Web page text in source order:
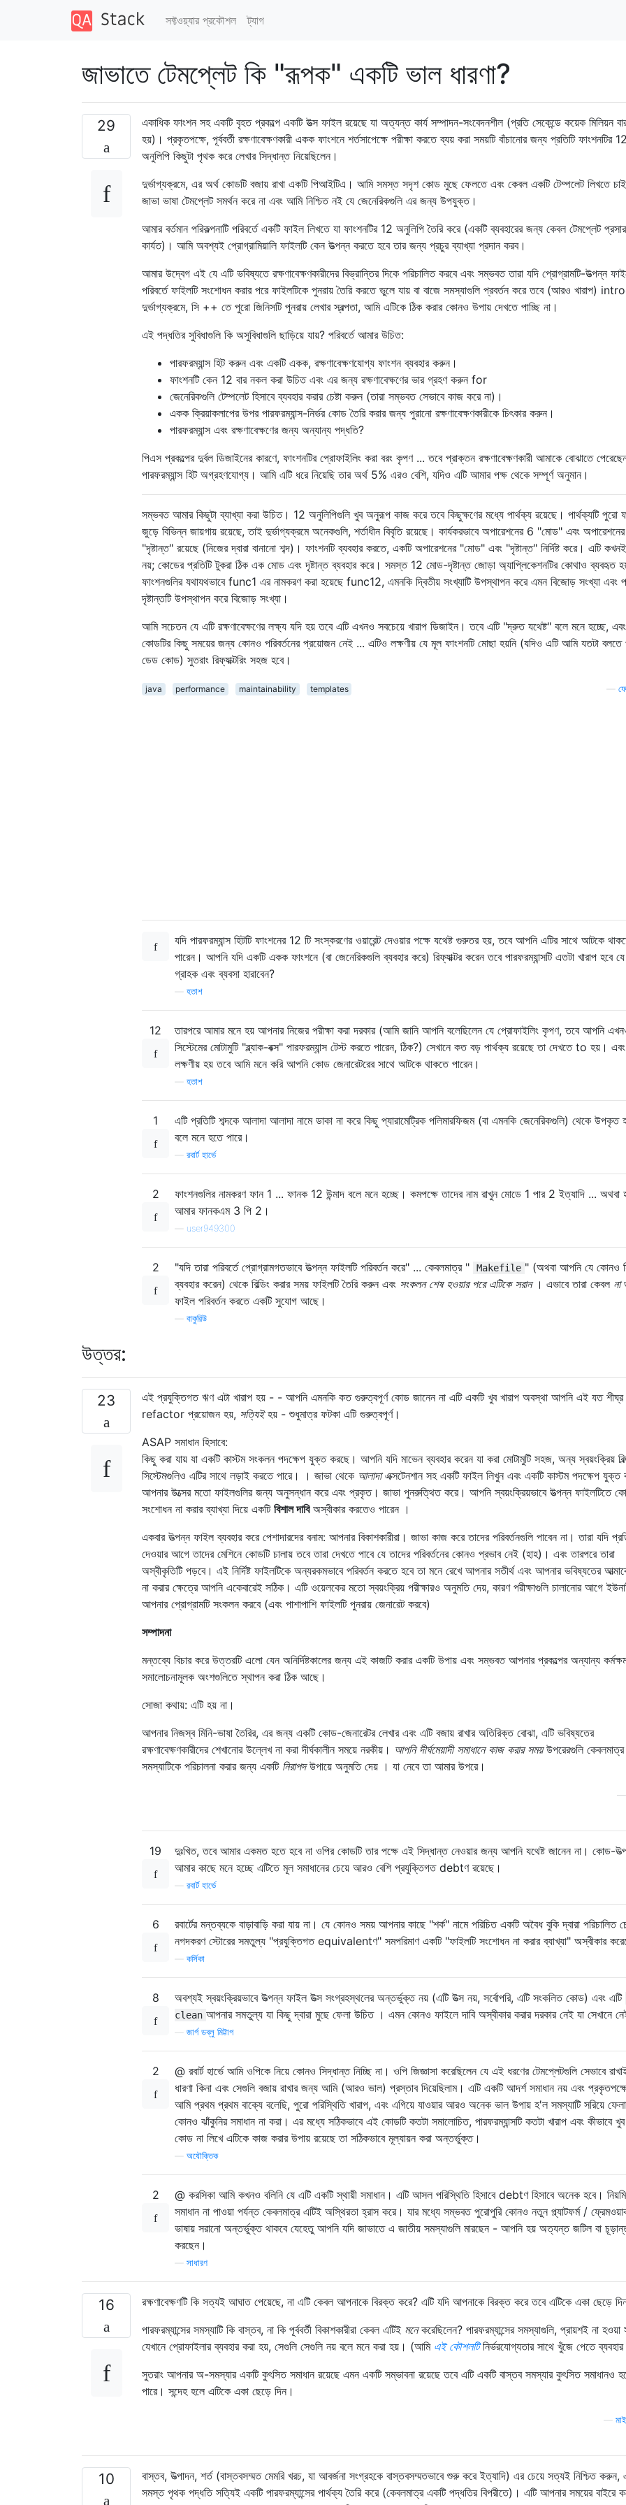
সফ্টওয়্যার প্রকৌশল ট্যাগ
জাভাতে টেমপ্লেট কি "রূপক" একটি ভাল ধারণা?
29
একাধিক ফাংশন সহ একটি বৃহত প্রকল্পে একটি উত্স ফাইল রয়েছে যা অত্যন্ত কার্য সম্পাদন-সংবেদনশীল (প্রতি সেকেন্ডে কয়েক মিলিয়ন
হয়)। প্রকৃতপক্ষে, পূর্ববর্তী রক্ষণাবেক্ষণকারী একক ফাংশনে শর্তসাপেক্ষে পরীক্ষা করতে ব্যয় করা সময়টি বাঁচানোর জন্য প্রতিটি ফাংশনটির
অনুলিপি কিছুটা পৃথক করে লেখার সিদ্ধান্ত নিয়েছিলেন।
দুর্ভাগ্যক্রমে, এর অর্থ কোডটি বজায় রাখা একটি পিআইটিএ। আমি সমস্ত সদৃশ কোড মুছে ফেলতে এবং কেবল একটি টেম্পলেট লিখতে
জাভা ভাষা টেমপ্লেট সমর্থন করে না এবং আমি নিশ্চিত নই যে জেনেরিকগুলি এর জন্য উপযুক্ত।
আমার বর্তমান পরিকল্পনাটি পরিবর্তে একটি ফাইল লিখতে যা ফাংশনটির 12 অনুলিপি তৈরি করে (একটি ব্যবহারের জন্য কেবল টেমপ্লেট
কার্যত)। আমি অবশ্যই প্রোগ্রামিয়ালি ফাইলটি কেন উত্পন্ন করতে হবে তার জন্য প্রচুর ব্যাখ্যা প্রদান করব।
আমার উদ্বেগ এই যে এটি ভবিষ্যতে রক্ষণাবেক্ষণকারীদের বিভ্রান্তির দিকে পরিচালিত করবে এবং সম্ভবত তারা যদি প্রোগ্রামটি-উত্পন্ন
পরিবর্তে ফাইলটি সংশোধন করার পরে ফাইলটিকে পুনরায় তৈরি করতে ভুলে যায় বা বাজে সমস্যাগুলি প্রবর্তন করে তবে (আরও খারাপ)
দুর্ভাগ্যক্রমে, সি ++ তে পুরো জিনিসটি পুনরায় লেখার স্বল্পতা, আমি এটিকে ঠিক করার কোনও উপায় দেখতে পাচ্ছি না।
এই পদ্ধতির সুবিধাগুলি কি অসুবিধাগুলি ছাড়িয়ে যায়? পরিবর্তে আমার উচিত:
পারফরম্যান্স হিট করুন এবং একটি একক, রক্ষণাবেক্ষণযোগ্য ফাংশন ব্যবহার করুন।
ফাংশনটি কেন 12 বার নকল করা উচিত এবং এর জন্য রক্ষণাবেক্ষণের ভার গ্রহণ করুন for
জেনেরিকগুলি টেম্পলেট হিসাবে ব্যবহার করার চেষ্টা করুন (তারা সম্ভবত সেভাবে কাজ করে না)।
একক ক্রিয়াকলাপের উপর পারফরম্যান্স-নির্ভর কোড তৈরি করার জন্য পুরানো রক্ষণাবেক্ষণকারীকে চিৎকার করুন।
পারফরম্যান্স এবং রক্ষণাবেক্ষণের জন্য অন্যান্য পদ্ধতি?
পিএস প্রকল্পের দুর্বল ডিজাইনের কারণে, ফাংশনটির প্রোফাইলিং করা বরং কৃপণ ... তবে প্রাক্তন রক্ষণাবেক্ষণকারী আমাকে বোঝাতে
পারফরম্যান্স হিট অগ্রহণযোগ্য। আমি এটি ধরে নিয়েছি তার অর্থ 5% এরও বেশি, যদিও এটি আমার পক্ষ থেকে সম্পূর্ণ অনুমান।
সম্ভবত আমার কিছুটা ব্যাখ্যা করা উচিত। 12 অনুলিপিগুলি খুব অনুরূপ কাজ করে তবে কিছুক্ষণের মধ্যে পার্থক্য রয়েছে। পার্থক্যটি পুরো
জুড়ে বিভিন্ন জায়গায় রয়েছে, তাই দুর্ভাগ্যক্রমে অনেকগুলি, শর্তাধীন বিবৃতি রয়েছে। কার্যকরভাবে অপারেশনের 6 "মোড" এবং
"দৃষ্টান্ত" রয়েছে (নিজের দ্বারা বানানো শব্দ)। ফাংশনটি ব্যবহার করতে, একটি অপারেশনের "মোড" এবং "দৃষ্টান্ত" নির্দিষ্ট করে। এটি
নয়; কোডের প্রতিটি টুকরা ঠিক এক মোড এবং দৃষ্টান্ত ব্যবহার করে। সমস্ত 12 মোড-দৃষ্টান্ত জোড়া অ্যাপ্লিকেশনটির কোথাও ব্যবহৃত
ফাংশনগুলির যথাযথভাবে func1 এর নামকরণ করা হয়েছে func12, এমনকি দ্বিতীয় সংখ্যাটি উপস্থাপন করে এমন বিজোড় সংখ্যা এবং
দৃষ্টান্তটি উপস্থাপন করে বিজোড় সংখ্যা।
আমি সচেতন যে এটি রক্ষণাবেক্ষণের লক্ষ্য যদি হয় তবে এটি এখনও সবচেয়ে খারাপ ডিজাইন। তবে এটি "দ্রুত যথেষ্ট" বলে মনে হচ্ছে,
কোডটির কিছু সময়ের জন্য কোনও পরিবর্তনের প্রয়োজন নেই ... এটিও লক্ষণীয় যে মূল ফাংশনটি মোছা হয়নি (যদিও এটি আমি যতটা বলতে
ডেড কোড) সুতরাং রিফ্যাক্টরিং সহজ হবে।
java performance maintainability templates
যদি পারফরম্যান্স হিটটি ফাংশনের 12 টি সংস্করণের ওয়ারেন্ট দেওয়ার পক্ষে যথেষ্ট গুরুতর হয়, তবে আপনি এটির সাথে আটকে
পারেন। আপনি যদি একটি একক ফাংশনে (বা জেনেরিকগুলি ব্যবহার করে) রিফ্যাক্টর করেন তবে পারফরম্যান্সটি এতটা খারাপ হবে
গ্রাহক এবং ব্যবসা হারাবেন?
হতাশ
12
তারপরে আমার মনে হয় আপনার নিজের পরীক্ষা করা দরকার (আমি জানি আপনি বলেছিলেন যে প্রোফাইলিং কৃপণ, তবে আপনি
সিস্টেমের মোটামুটি "ব্ল্যাক-বক্স" পারফরম্যান্স টেস্ট করতে পারেন, ঠিক?) সেখানে কত বড় পার্থক্য রয়েছে তা দেখতে to হয়।
লক্ষণীয় হয় তবে আমি মনে করি আপনি কোড জেনারেটরের সাথে আটকে থাকতে পারেন।
হতাশ
1
এটি প্রতিটি শব্দকে আলাদা আলাদা নামে ডাকা না করে কিছু প্যারামেট্রিক পলিমারফিজম (বা এমনকি জেনেরিকগুলি) থেকে উপকৃত
বলে মনে হতে পারে।
রবার্ট হার্ভে
2
ফাংশনগুলির নামকরণ ফান 1 ... ফানক 12 উন্মাদ বলে মনে হচ্ছে। কমপক্ষে তাদের নাম রাখুন মোডে 1 পার 2 ইত্যাদি ... অথবা
আমার ফানকএম 3 পি 2।
user949300
2 "যদি তারা পরিবর্তে প্রোগ্রামগতভাবে উত্পন্ন ফাইলটি পরিবর্তন করে" ... কেবলমাত্র " Makefile " (অথবা আপনি যে কোনও
ব্যবহার করেন) থেকে বিল্ডিং করার সময় ফাইলটি তৈরি করুন এবং সংকলন শেষ হওয়ার পরে এটিকে সরান। এভাবে তারা কেবল না
ফাইল পরিবর্তন করতে একটি সুযোগ আছে।
বাকুরিউ
উত্তর:
23
এই প্রযুক্তিগত ঋণ এটা খারাপ হয় - - আপনি এমনকি কত গুরুত্বপূর্ণ কোড জানেন না এটি একটি খুব খারাপ অবস্থা আপনি এই যত
refactor প্রয়োজন হয়, সত্যিইহয় - শুধুমাত্র ফটকা এটি গুরুত্বপূর্ণ।
ASAP সমাধান হিসাবে:
কিছু করা যায় যা একটি কাস্টম সংকলন পদক্ষেপ যুক্ত করছে। আপনি যদি মাভেন ব্যবহার করেন যা করা মোটামুটি সহজ, অন্য স্বয়ংক্রিয়
সিস্টেমগুলিও এটির সাথে লড়াই করতে পারে। । জাভা থেকে আলাদাএক্সটেনশান সহ একটি ফাইল লিখুন এবং একটি কাস্টম পদক্ষেপ যুক্ত
আপনার উত্সের মতো ফাইলগুলির জন্য অনুসন্ধান করে এবং প্রকৃত। জাভা পুনরুত্থিত করে। আপনি স্বয়ংক্রিয়ভাবে উত্পন্ন ফাইলটিতে
সংশোধন না করার ব্যাখ্যা দিয়ে একটি বিশাল দাবিঅস্বীকার করতেও পারেন ।
একবার উত্পন্ন ফাইল ব্যবহার করে পেশাদারদের বনাম: আপনার বিকাশকারীরা। জাভা কাজ করে তাদের পরিবর্তনগুলি পাবেন না। তারা যদি
দেওয়ার আগে তাদের মেশিনে কোডটি চালায় তবে তারা দেখতে পাবে যে তাদের পরিবর্তনের কোনও প্রভাব নেই (হাহ)। এবং তারপরে তারা
অস্বীকৃতিটি পড়বে। এই নির্দিষ্ট ফাইলটিকে অন্যরকমভাবে পরিবর্তন করতে হবে তা মনে রেখে আপনার সতীর্থ এবং আপনার ভবিষ্যতের
না করার ক্ষেত্রে আপনি একেবারেই সঠিক। এটি ওয়েলকের মতো স্বয়ংক্রিয় পরীক্ষারও অনুমতি দেয়, কারণ পরীক্ষাগুলি চালানোর আগে
আপনার প্রোগ্রামটি সংকলন করবে (এবং পাশাপাশি ফাইলটি পুনরায় জেনারেট করবে)
সম্পাদনা
মন্তব্যে বিচার করে উত্তরটি এলো যেন অনির্দিষ্টকালের জন্য এই কাজটি করার একটি উপায় এবং সম্ভবত আপনার প্রকল্পের অন্যান্য
সমালোচনামূলক অংশগুলিতে স্থাপন করা ঠিক আছে।
সোজা কথায়: এটি হয় না।
আপনার নিজস্ব মিনি-ভাষা তৈরির, এর জন্য একটি কোড-জেনারেটর লেখার এবং এটি বজায় রাখার অতিরিক্ত বোঝা, এটি ভবিষ্যতের
রক্ষণাবেক্ষণকারীদের শেখানোর উল্লেখ না করা দীর্ঘকালীন সময়ে নরকীয়। আপনি দীর্ঘমেয়াদী সমাধানে কাজ করার সময়উপরেরগুলি কেবলমাত্র
সমস্যাটিকে পরিচালনা করার জন্য একটি নিরাপদউপায়ে অনুমতি দেয় । যা নেবে তা আমার উপরে।
—
19
দুঃখিত, তবে আমার একমত হতে হবে না ওপির কোডটি তার পক্ষে এই সিদ্ধান্ত নেওয়ার জন্য আপনি যথেষ্ট জানেন না। কোড-
আমার কাছে মনে হচ্ছে এটিতে মূল সমাধানের চেয়ে আরও বেশি প্রযুক্তিগত debtণ রয়েছে।
রবার্ট হার্ভে
6
রবার্টের মন্তব্যকে বাড়াবাড়ি করা যায় না। যে কোনও সময় আপনার কাছে "শর্ক" নামে পরিচিত একটি অবৈধ বুকি দ্বারা পরিচালিত
নগদকরণ স্টোরের সমতুল্য "প্রযুক্তিগত equivalentণ" সমপরিমাণ একটি "ফাইলটি সংশোধন না করার ব্যাখ্যা" অস্বীকার
কর্সিকা
8 অবশ্যই স্বয়ংক্রিয়ভাবে উত্পন্ন ফাইল উত্স সংগ্রহস্থলের অন্তর্ভুক্ত নয় (এটি উত্স নয়, সর্বোপরি, এটি সংকলিত কোড) এবং এটি
clean আপনার সমতুল্য যা কিছু দ্বারা মুছে ফেলা উচিত । এমন কোনও ফাইলে দাবি অস্বীকার করার দরকার নেই যা সেখানে
জার্গ ডব্লু মিট্টাগ
2
@ রবার্ট হার্ভে আমি ওপিকে নিয়ে কোনও সিদ্ধান্ত নিচ্ছি না। ওপি জিজ্ঞাসা করেছিলেন যে এই ধরণের টেমপ্লেটগুলি সেভাবে
ধারণা কিনা এবং সেগুলি বজায় রাখার জন্য আমি (আরও ভাল) প্রস্তাব দিয়েছিলাম। এটি একটি আদর্শ সমাধান নয় এবং
আমি প্রথম প্রথম বাক্যে বলেছি, পুরো পরিস্থিতি খারাপ, এবং এগিয়ে যাওয়ার আরও অনেক ভাল উপায় হ'ল সমস্যাটি সরিয়ে
কোনও ঝাঁকুনির সমাধান না করা। এর মধ্যে সঠিকভাবে এই কোডটি কতটা সমালোচিত, পারফরম্যান্সটি কতটা খারাপ এবং কীভাবে খুব
কোড না লিখে এটিকে কাজ করার উপায় রয়েছে তা সঠিকভাবে মূল্যায়ন করা অন্তর্ভুক্ত।
অযৌক্তিক
2
@ করসিকা আমি কখনও বলিনি যে এটি একটি স্থায়ী সমাধান। এটি আসল পরিস্থিতি হিসাবে debtণ হিসাবে অনেক হবে।
সমাধান না পাওয়া পর্যন্ত কেবলমাত্র এটিই অস্থিরতা হ্রাস করে। যার মধ্যে সম্ভবত পুরোপুরি কোনও নতুন প্ল্যাটফর্ম /
ভাষায় সরানো অন্তর্ভুক্ত থাকবে যেহেতু আপনি যদি জাভাতে এ জাতীয় সমস্যাগুলি মারছেন - আপনি হয় অত্যন্ত জটিল বা
করছেন।
সাধারণ
16
রক্ষণাবেক্ষণটি কি সত্যই আঘাত পেয়েছে, না এটি কেবল আপনাকে বিরক্ত করে? এটি যদি আপনাকে বিরক্ত করে তবে এটিকে একা ছেড়ে
পারফরম্যান্সের সমস্যাটি কি বাস্তব, না কি পূর্ববর্তী বিকাশকারীরা কেবল এটিই মনেকরেছিলেন? পারফরম্যান্সের সমস্যাগুলি, প্রায়শই না হওয়া
যেখানে প্রোফাইলার ব্যবহার করা হয়, সেগুলি সেগুলি নয় বলে মনে করা হয়। (আমি এই কৌশলটিনির্ভরযোগ্যতার সাথে খুঁজে পেতে
সুতরাং আপনার অ-সমস্যার একটি কুৎসিত সমাধান রয়েছে এমন একটি সম্ভাবনা রয়েছে তবে এটি একটি বাস্তব সমস্যার কুৎসিত সমাধানও
পারে। সন্দেহ হলে এটিকে একা ছেড়ে দিন।
10
বাস্তব, উত্পাদন, শর্ত (বাস্তবসম্মত মেমরি খরচ, যা আবর্জনা সংগ্রহকে বাস্তবসম্মতভাবে শুরু করে ইত্যাদি) এর চেয়ে সত্যই নিশ্চিত করুন,
সমস্ত পৃথক পদ্ধতি সত্যিই একটি পারফরম্যান্সের পার্থক্য তৈরি করে (কেবলমাত্র একটি পদ্ধতির বিপরীতে)। এটি আপনার সময়ের বাইরে